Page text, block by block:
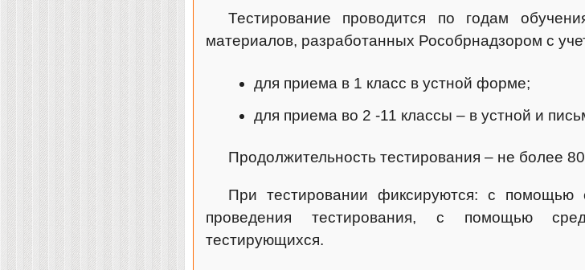
Тестирование проводится по годам
материалов, разработанных Рособрнадзором с
для приема в 1 класс в устной форме;
для приема во 2 -11 классы – в устной и
Продолжительность тестирования – не более
При тестировании фиксируются: с помощью
проведения тестирования, с помощью
тестирующихся.